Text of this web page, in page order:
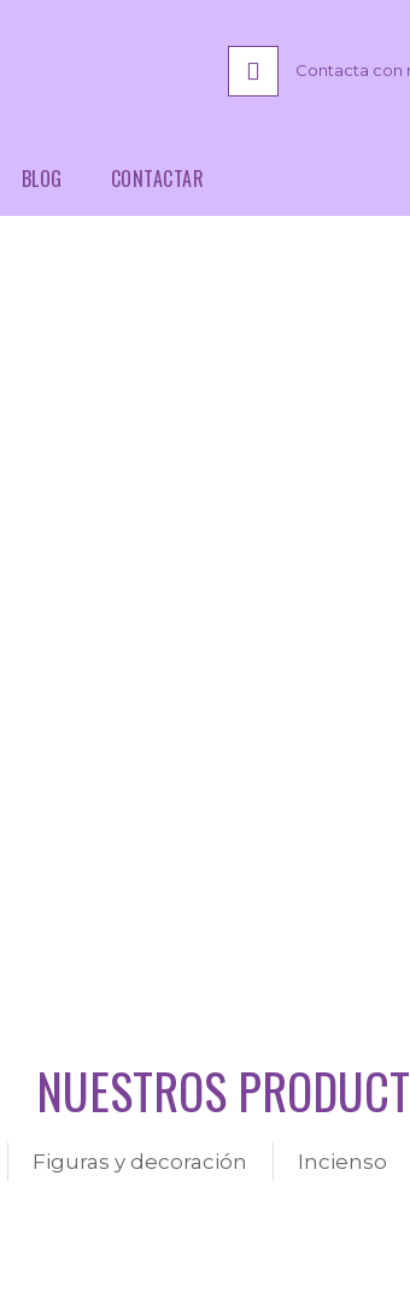
Contacta con
BLOG CONTACTAR
NUESTROS
Figuras y decoración Incienso